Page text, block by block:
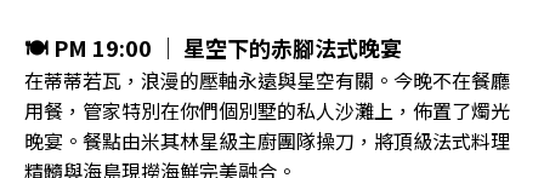
🍽 PM 19:00 ｜ 星空下的赤腳法式晚宴
在蒂蒂若瓦，浪漫的壓軸永遠與星空有關。今晚不在餐廳
用餐，管家特別在你們個別墅的私人沙灘上，佈置了燭光
晚宴。餐點由米其林星級主廚團隊操刀，將頂級法式料理
精髓與海島現撈海鮮完美融合。